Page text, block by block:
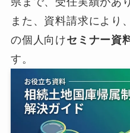
また、資料請求により、
の個人向けセミナー資
す。